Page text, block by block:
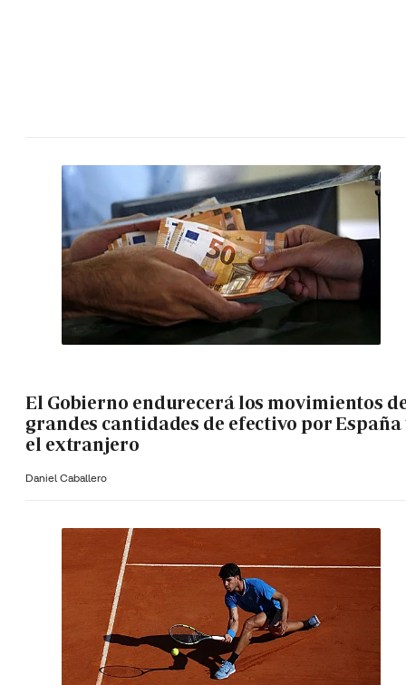
El Gobierno endurecerá los movimientos
grandes cantidades de efectivo por España
el extranjero
Daniel Caballero